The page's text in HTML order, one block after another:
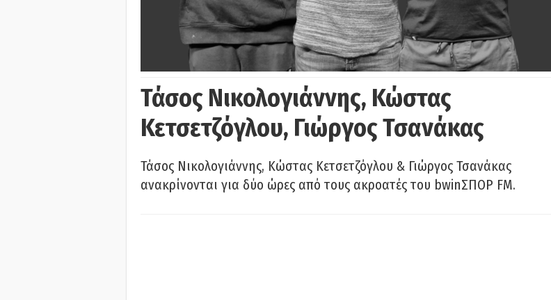
Τάσος Νικολογιάννης, Κώστας
Κετσετζόγλου, Γιώργος Τσανάκας
Τάσος Νικολογιάννης, Κώστας Κετσετζόγλου & Γιώργος Τσανάκας
ανακρίνονται για δύο ώρες από τους ακροατές του bwinΣΠΟΡ FM.